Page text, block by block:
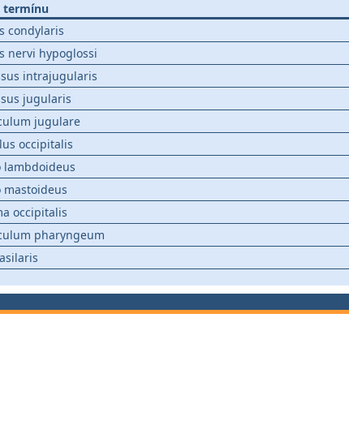
termínu
condylaris
nervi hypoglossi
intrajugularis
jugularis
jugulare
occipitalis
lambdoideus
mastoideus
occipitalis
pharyngeum